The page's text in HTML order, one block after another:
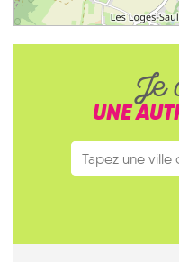
Je
UNE